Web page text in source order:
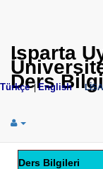
Isparta
Ders
Türkçe|English
Ders Bilgileri